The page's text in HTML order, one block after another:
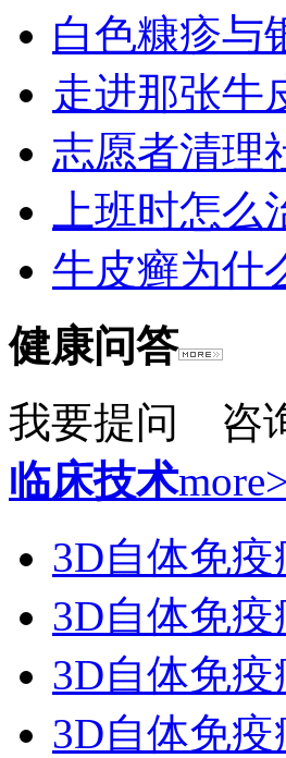
白色糠疹与
走进那张牛
志愿者清理
上班时怎么
牛皮癣为什
健康问答
我要提问
咨
临床技术
3D自体免
3D自体免疫
3D自体免
3D自体免